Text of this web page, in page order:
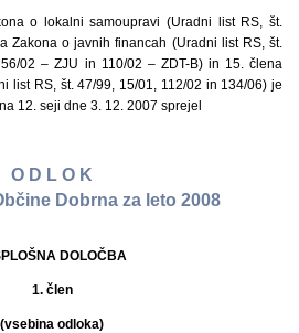
o lokalni samoupravi (Uradni list RS, št.
Zakona o javnih financah (Uradni list RS, št.
02 – ZJU in 110/02 – ZDT-B) in 15. člena
list RS, št. 47/99, 15/01, 112/02 in 134/06) je
12. seji dne 3. 12. 2007 sprejel
O D L O K
Dobrna za leto 2008
DOLOČBA
1. člen
(vsebina odloka)